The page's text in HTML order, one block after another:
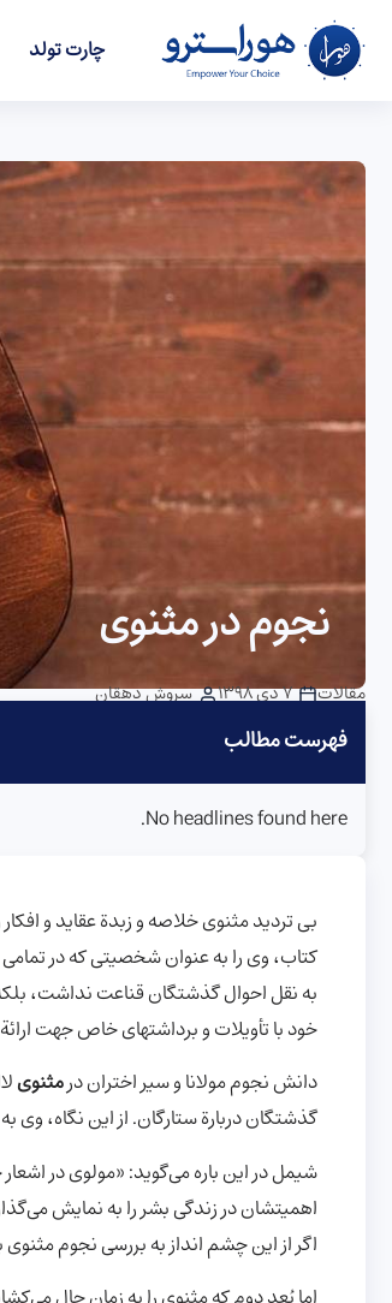
چارت تولد
نجوم در مثنوی
مقالات 7 دی 1398 سروش دهقان
فهرست مطالب
No headlines found here.
کتاب، وی را به عنوان شخصیتی که در
به نقل احوال گذشتگان قناعت نداشت، بلکه
خود با تأویلات و برداشتهای خاص جهت
دانش نجوم مولانا و سیر اختران درمثنوی
گذشتگان دربارة ستارگان. از این نگاه، وی
شیمل در این باره می‌گوید: «مولوی در
اگر از این چشم انداز به بررسی نجوم مثنوی